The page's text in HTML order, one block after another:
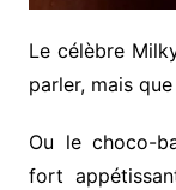
Le célèbre
parler, mais
Ou le choco-
fort